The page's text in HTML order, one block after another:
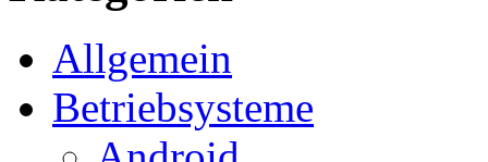
Allgemein
Betriebsysteme